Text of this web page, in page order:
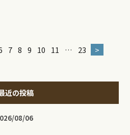
7 8 9 10 11 … 23 >
近の投稿
08/06